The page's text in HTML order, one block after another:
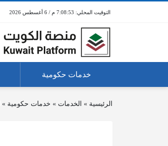
7:08:53 م / 6 أغسطس 2026
خدمات حكومية
الرئيسية » الخدمات » خدمات حكومية »